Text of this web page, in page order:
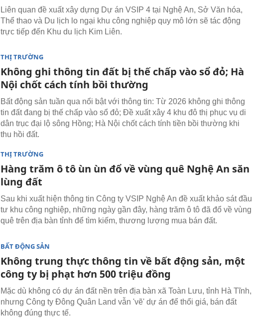
Liên quan đề xuất xây dựng Dự án VSIP 4 tại Nghệ An, Sở Văn hóa,
Thể thao và Du lịch lo ngại khu công nghiệp quy mô lớn sẽ tác động
trực tiếp đến Khu du lịch Kim Liên.
THỊ TRƯỜNG
Không ghi thông tin đất bị thế chấp vào sổ đỏ; Hà
Nội chốt cách tính bồi thường
Bất động sản tuần qua nổi bật với thông tin: Từ 2026 không ghi thông
tin đất đang bị thế chấp vào sổ đỏ; Đề xuất xây 4 khu đô thị phục vụ di
dân trục đại lộ sông Hồng; Hà Nội chốt cách tính tiền bồi thường khi
thu hồi đất.
THỊ TRƯỜNG
Hàng trăm ô tô ùn ùn đổ về vùng quê Nghệ An săn
lùng đất
Sau khi xuất hiện thông tin Công ty VSIP Nghệ An đề xuất khảo sát đầu
tư khu công nghiệp, những ngày gần đây, hàng trăm ô tô đã đổ về vùng
quê trên địa bàn tỉnh để tìm kiếm, thương lượng mua bán đất.
BẤT ĐỘNG SẢN
Không trung thực thông tin về bất động sản, một
công ty bị phạt hơn 500 triệu đồng
Mặc dù không có dự án đất nền trên địa bàn xã Toàn Lưu, tỉnh Hà Tĩnh,
nhưng Công ty Đông Quân Land vẫn 'vẽ' dự án để thổi giá, bán đất
không đúng thực tế.